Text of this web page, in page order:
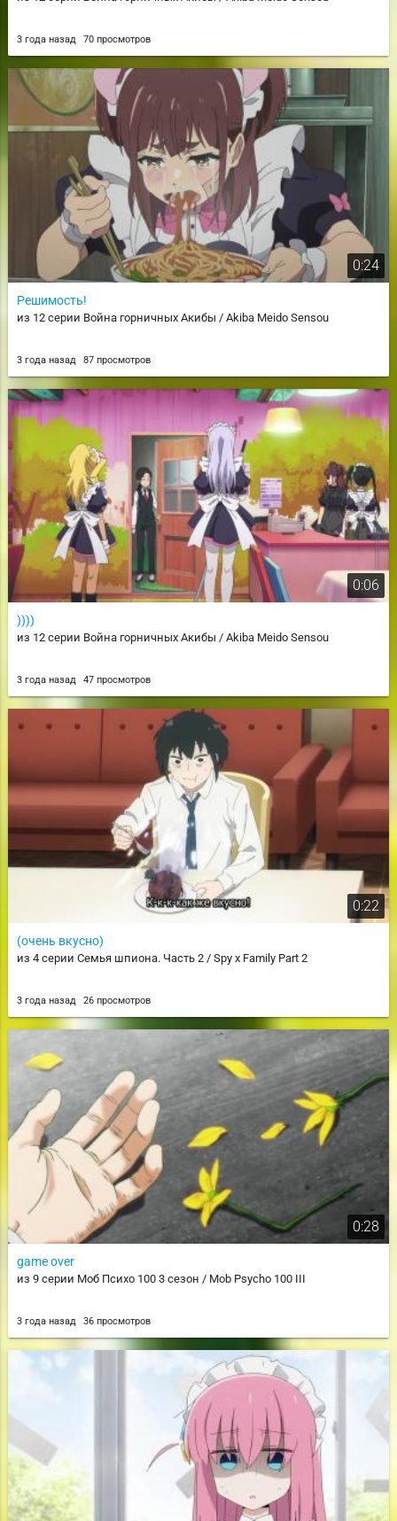
3 года назад 70 просмотров
0:24
Решимость!
из 12 серии Война горничных Акибы / Akiba Meido Sensou
3 года назад 87 просмотров
0:06
))))
из 12 серии Война горничных Акибы / Akiba Meido Sensou
3 года назад 47 просмотров
0:22
(очень вкусно)
из 4 серии Семья шпиона. Часть 2 / Spy x Family Part 2
3 года назад 26 просмотров
0:28
game over
из 9 серии Моб Психо 100 3 сезон / Mob Psycho 100 III
3 года назад 36 просмотров